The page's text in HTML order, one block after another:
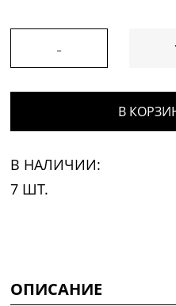
-
В
В НАЛИЧИИ:
7 ШТ.
ОПИСАНИЕ